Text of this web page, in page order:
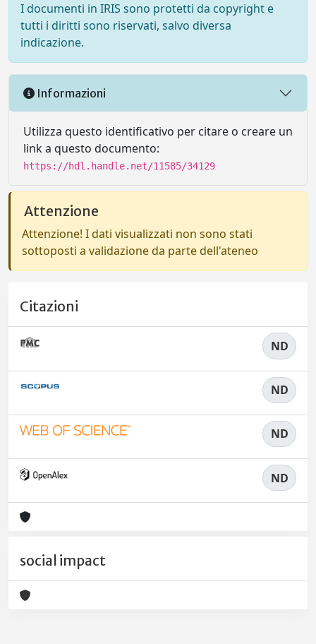
I documenti in IRIS sono protetti da copyright e
tutti i diritti sono riservati, salvo diversa
indicazione.
Informazioni
Utilizza questo identificativo per citare o creare un
link a questo documento:
https://hdl.handle.net/11585/34129
Attenzione
Attenzione! I dati visualizzati non sono stati
sottoposti a validazione da parte dell'ateneo
Citazioni
ND
ND
ND
ND
social impact